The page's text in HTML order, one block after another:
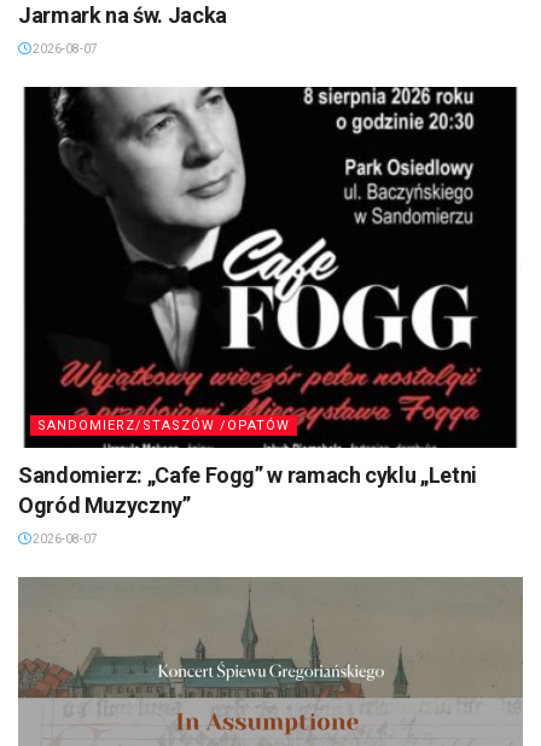
Jarmark na św. Jacka
2026-08-07
SANDOMIERZ/STASZÓW /OPATÓW
Sandomierz: „Cafe Fogg” w ramach cyklu „Letni
Ogród Muzyczny”
2026-08-07